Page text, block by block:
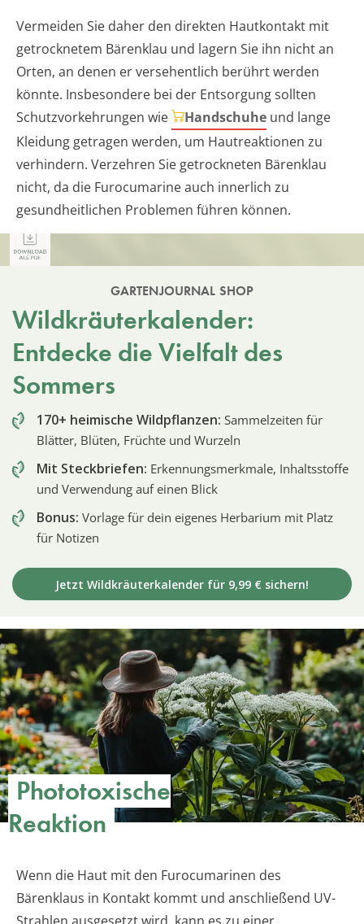
Vermeiden Sie daher den direkten Hautkontakt mit
getrocknetem Bärenklau und lagern Sie ihn nicht an
Orten, an denen er versehentlich berührt werden
könnte. Insbesondere bei der Entsorgung sollten
Schutzvorkehrungen wie
Handschuhe und lange
Kleidung getragen werden, um Hautreaktionen zu
verhindern. Verzehren Sie getrockneten Bärenklau
nicht, da die Furocumarine auch innerlich zu
gesundheitlichen Problemen führen können.
GARTENJOURNAL SHOP
Wildkräuterkalender:
Entdecke die Vielfalt des
Sommers
170+ heimische Wildpflanzen: Sammelzeiten für
Blätter, Blüten, Früchte und Wurzeln
Mit Steckbriefen: Erkennungsmerkmale, Inhaltsstoffe
und Verwendung auf einen Blick
Bonus: Vorlage für dein eigenes Herbarium mit Platz
für Notizen
Jetzt Wildkräuterkalender für 9,99 € sichern!
Phototoxische
Reaktion
Wenn die Haut mit den Furocumarinen des
Bärenklaus in Kontakt kommt und anschließend UV-
Strahlen ausgesetzt wird, kann es zu einer